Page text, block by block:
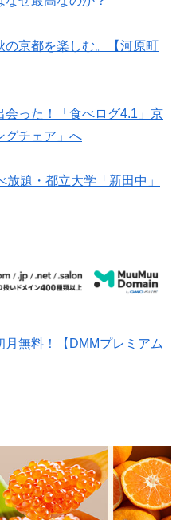
京都を楽しむ。【河原町
会った！「食べログ4.1」京
グチェア」へ
放題・都立大学「新田中」
無料！【DMMプレミアム